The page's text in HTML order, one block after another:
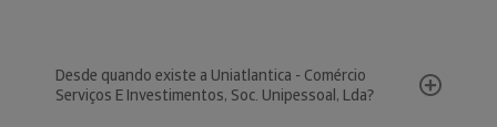
Desde quando existe a Uniatlantica - Comércio
Serviços E Investimentos, Soc. Unipessoal, Lda?